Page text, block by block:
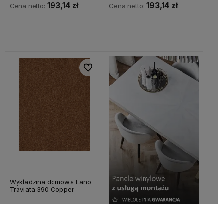
Cena netto: 193,14 zł Cena netto: 193,14 zł
Wykładzina domowa Lano
Traviata 390 Copper
Do ulubionych